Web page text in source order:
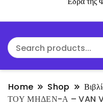
Home Shop
ΤΟΥ ΜΗΔΕΝ-Α – VAN